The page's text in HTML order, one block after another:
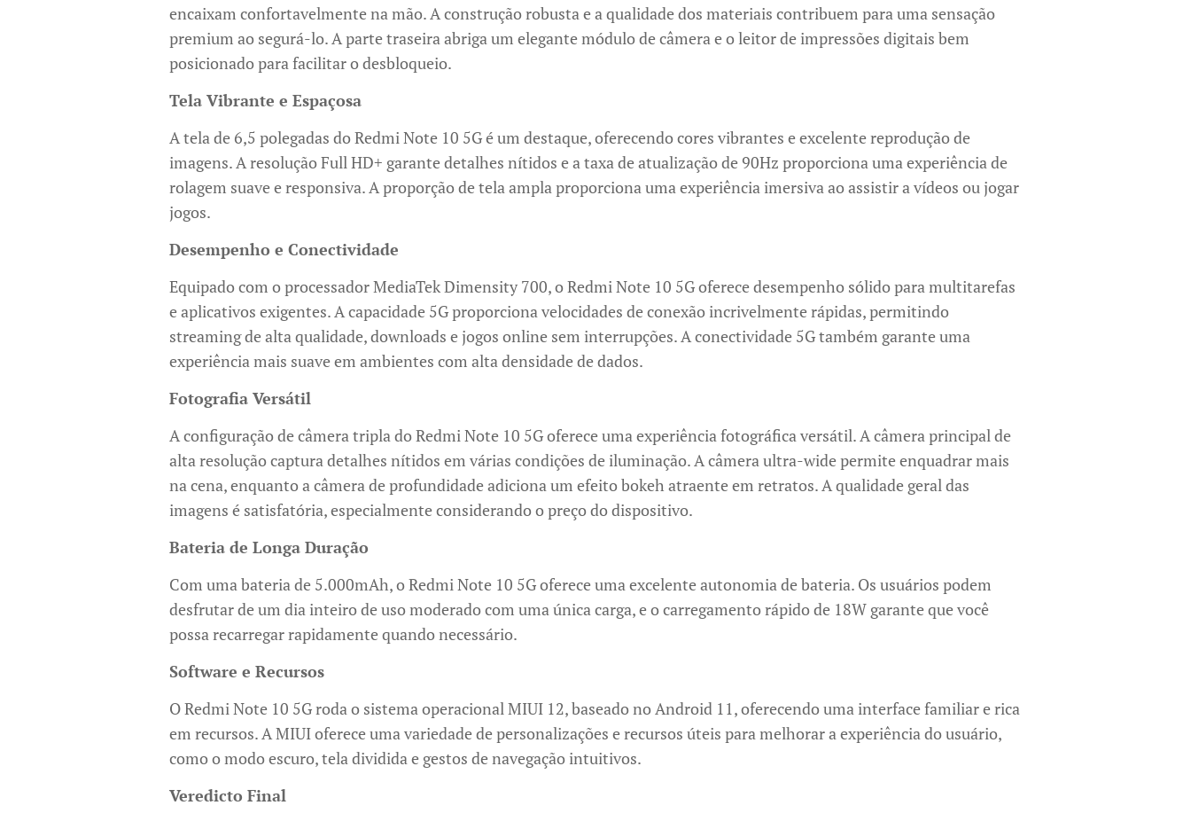
encaixam confortavelmente na mão. A construção robusta e a qualidade dos materiais contribuem para uma sensação
premium ao segurá-lo. A parte traseira abriga um elegante módulo de câmera e o leitor de impressões digitais bem
posicionado para facilitar o desbloqueio.
Tela Vibrante e Espaçosa
A tela de 6,5 polegadas do Redmi Note 10 5G é um destaque, oferecendo cores vibrantes e excelente reprodução de
imagens. A resolução Full HD+ garante detalhes nítidos e a taxa de atualização de 90Hz proporciona uma experiência de
rolagem suave e responsiva. A proporção de tela ampla proporciona uma experiência imersiva ao assistir a vídeos ou jogar
jogos.
Desempenho e Conectividade
Equipado com o processador MediaTek Dimensity 700, o Redmi Note 10 5G oferece desempenho sólido para multitarefas
e aplicativos exigentes. A capacidade 5G proporciona velocidades de conexão incrivelmente rápidas, permitindo
streaming de alta qualidade, downloads e jogos online sem interrupções. A conectividade 5G também garante uma
experiência mais suave em ambientes com alta densidade de dados.
Fotografia Versátil
A configuração de câmera tripla do Redmi Note 10 5G oferece uma experiência fotográfica versátil. A câmera principal de
alta resolução captura detalhes nítidos em várias condições de iluminação. A câmera ultra-wide permite enquadrar mais
na cena, enquanto a câmera de profundidade adiciona um efeito bokeh atraente em retratos. A qualidade geral das
imagens é satisfatória, especialmente considerando o preço do dispositivo.
Bateria de Longa Duração
Com uma bateria de 5.000mAh, o Redmi Note 10 5G oferece uma excelente autonomia de bateria. Os usuários podem
desfrutar de um dia inteiro de uso moderado com uma única carga, e o carregamento rápido de 18W garante que você
possa recarregar rapidamente quando necessário.
Software e Recursos
O Redmi Note 10 5G roda o sistema operacional MIUI 12, baseado no Android 11, oferecendo uma interface familiar e rica
em recursos. A MIUI oferece uma variedade de personalizações e recursos úteis para melhorar a experiência do usuário,
como o modo escuro, tela dividida e gestos de navegação intuitivos.
Veredicto Final